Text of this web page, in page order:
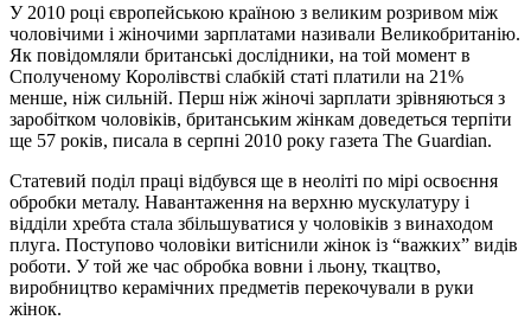
У 2010 році європейською країною з великим розривом між
чоловічими і жіночими зарплатами називали Великобританію.
Як повідомляли британські дослідники, на той момент в
Сполученому Королівстві слабкій статі платили на 21%
менше, ніж сильній. Перш ніж жіночі зарплати зрівняються з
заробітком чоловіків, британським жінкам доведеться терпіти
ще 57 років, писала в серпні 2010 року газета The Guardian.
Статевий поділ праці відбувся ще в неоліті по мірі освоєння
обробки металу. Навантаження на верхню мускулатуру і
відділи хребта стала збільшуватися у чоловіків з винаходом
плуга. Поступово чоловіки витіснили жінок із “важких” видів
роботи. У той же час обробка вовни і льону, ткацтво,
виробництво керамічних предметів перекочували в руки
жінок.